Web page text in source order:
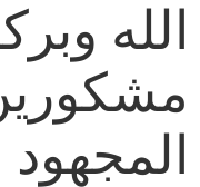
الله